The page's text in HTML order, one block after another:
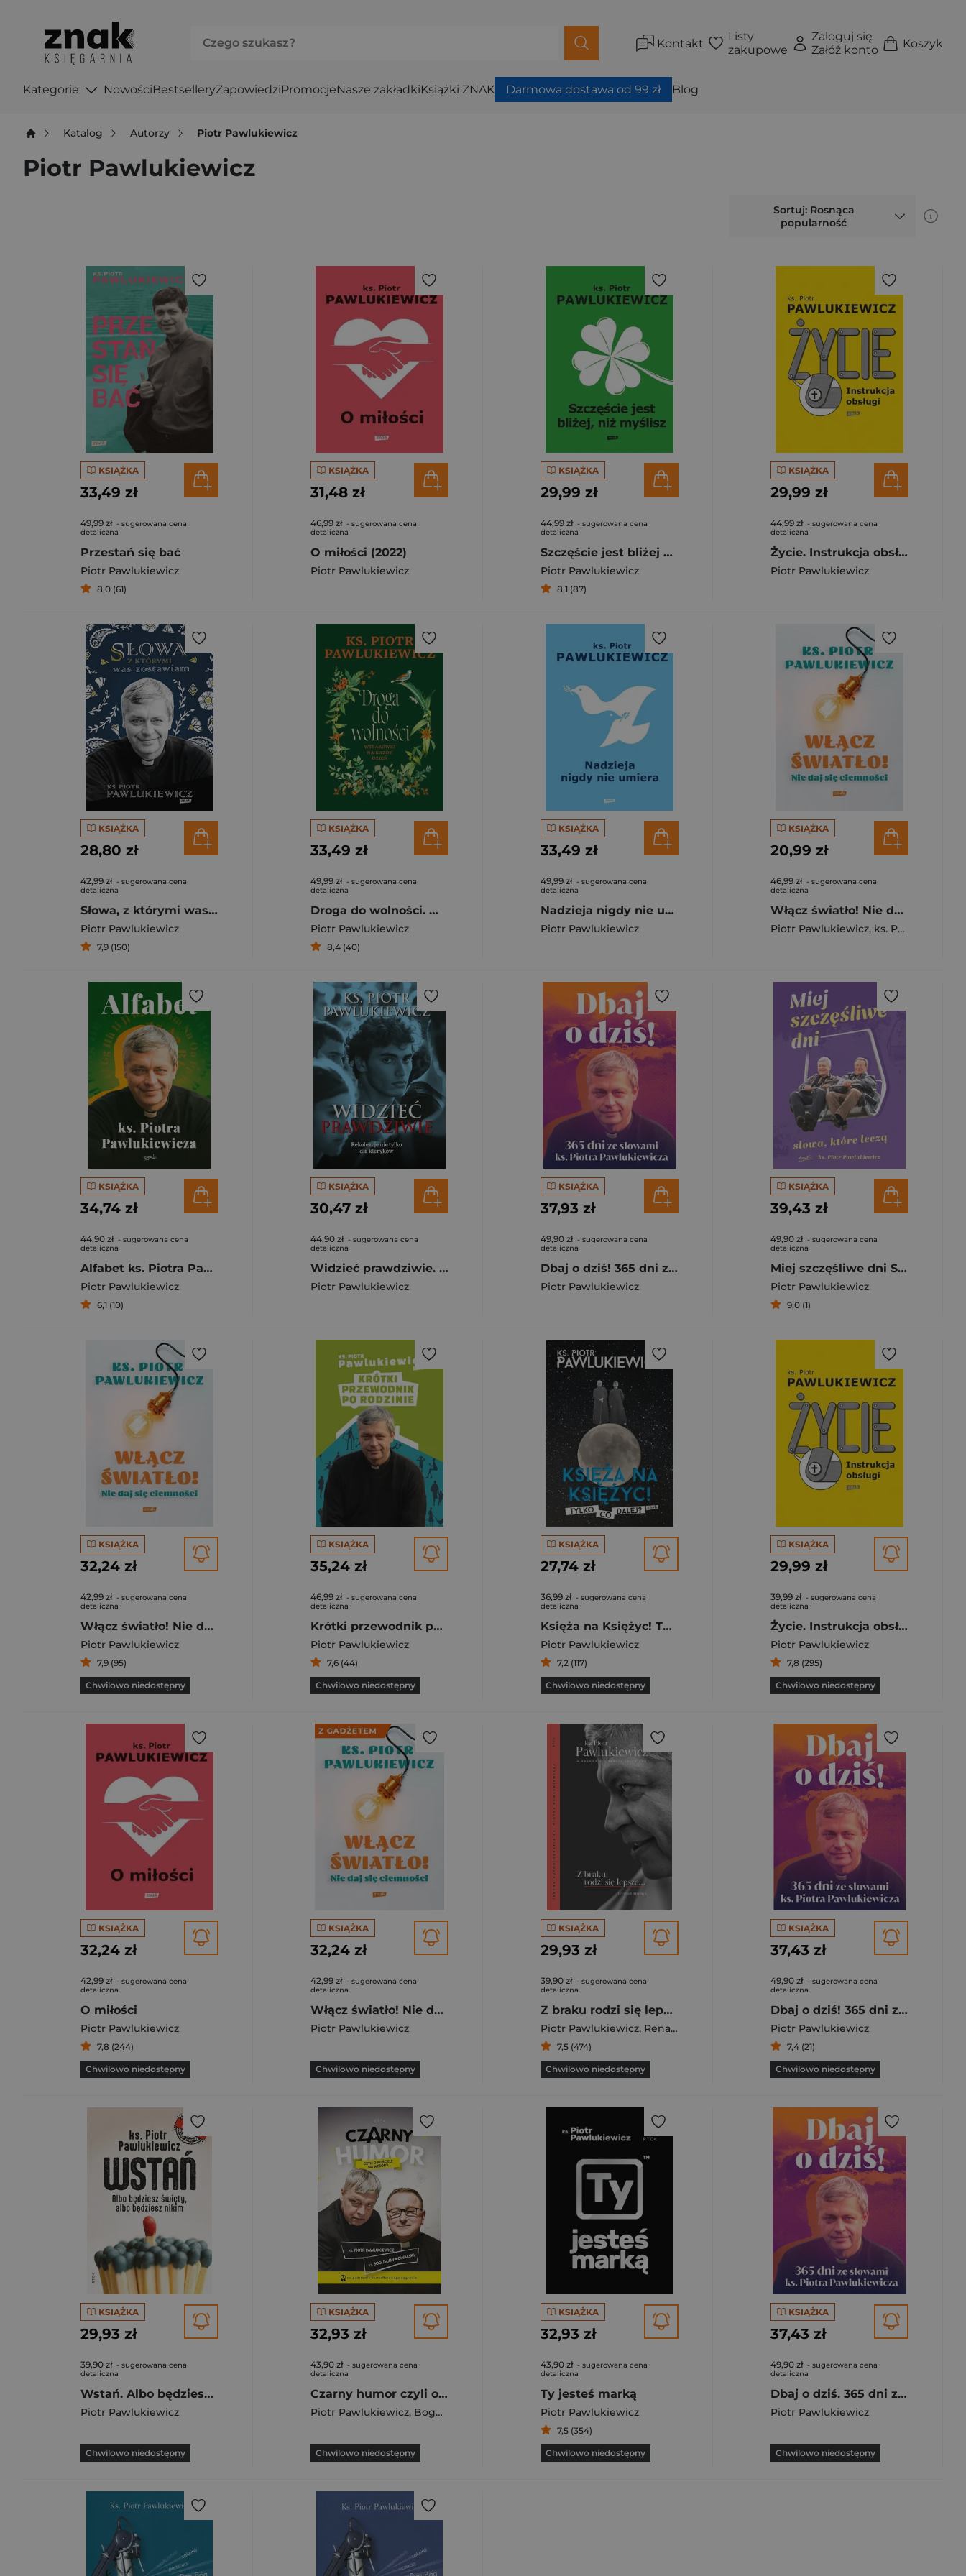
Kontakt
Listy
zakupowe
Zaloguj się
Załóż konto
Koszyk
Kategorie NowościBestselleryZapowiedziPromocjeNasze zakładkiKsiążki ZNAK Darmowa dostawa od 99 zł Blog
Katalog Autorzy Piotr Pawlukiewicz
Piotr Pawlukiewicz
Sortuj: Rosnąca
popularność
KSIĄŻKA
33,49 zł
49,99 zł - sugerowana cena
detaliczna
Przestań się bać
Piotr Pawlukiewicz
8,0 (61)
KSIĄŻKA
31,48 zł
46,99 zł - sugerowana cena
detaliczna
O miłości (2022)
Piotr Pawlukiewicz
KSIĄŻKA
29,99 zł
44,99 zł - sugerowana cena
detaliczna
Szczęście jest bliżej niż myślisz
Piotr Pawlukiewicz
8,1 (87)
KSIĄŻKA
29,99 zł
44,99 zł - sugerowana cena
detaliczna
Życie. Instrukcja obsługi (2022)
Piotr Pawlukiewicz
KSIĄŻKA
28,80 zł
42,99 zł - sugerowana cena
detaliczna
Słowa, z którymi was zostawiam
Piotr Pawlukiewicz
7,9 (150)
KSIĄŻKA
33,49 zł
49,99 zł - sugerowana cena
detaliczna
Droga do wolności. Wskazówki na każdy dzień
Piotr Pawlukiewicz
8,4 (40)
KSIĄŻKA
33,49 zł
49,99 zł - sugerowana cena
detaliczna
Nadzieja nigdy nie umiera
Piotr Pawlukiewicz
KSIĄŻKA
20,99 zł
46,99 zł - sugerowana cena
detaliczna
Włącz światło! Nie daj się ciemności 2023
Piotr Pawlukiewicz, ks. Pawlukiewicz Piotr
KSIĄŻKA
34,74 zł
44,90 zł - sugerowana cena
detaliczna
Alfabet ks. Piotra Pawlukiewicza
Piotr Pawlukiewicz
6,1 (10)
KSIĄŻKA
30,47 zł
44,90 zł - sugerowana cena
detaliczna
Widzieć prawdziwie. Rekolekcje nie tylko dla..
Piotr Pawlukiewicz
KSIĄŻKA
37,93 zł
49,90 zł - sugerowana cena
detaliczna
Dbaj o dziś! 365 dni ze słowami ks. Piotra Pawlukiewicza wyd. 2025
Piotr Pawlukiewicz
KSIĄŻKA
39,43 zł
49,90 zł - sugerowana cena
detaliczna
Miej szczęśliwe dni Słowa które leczą
Piotr Pawlukiewicz
9,0 (1)
KSIĄŻKA
32,24 zł
42,99 zł - sugerowana cena
detaliczna
Włącz światło! Nie daj się ciemności
Piotr Pawlukiewicz
7,9 (95)
Chwilowo niedostępny
KSIĄŻKA
35,24 zł
46,99 zł - sugerowana cena
detaliczna
Krótki przewodnik po rodzinie
Piotr Pawlukiewicz
7,6 (44)
Chwilowo niedostępny
KSIĄŻKA
27,74 zł
36,99 zł - sugerowana cena
detaliczna
Księża na Księżyc! Tylko co dalej?
Piotr Pawlukiewicz
7,2 (117)
Chwilowo niedostępny
KSIĄŻKA
29,99 zł
39,99 zł - sugerowana cena
detaliczna
Życie. Instrukcja obsługi
Piotr Pawlukiewicz
7,8 (295)
Chwilowo niedostępny
KSIĄŻKA
32,24 zł
42,99 zł - sugerowana cena
detaliczna
O miłości
Piotr Pawlukiewicz
7,8 (244)
Chwilowo niedostępny
KSIĄŻKA
32,24 zł
42,99 zł - sugerowana cena
detaliczna
Włącz światło! Nie daj się ciemności + notatnik
Piotr Pawlukiewicz
Chwilowo niedostępny
KSIĄŻKA
29,93 zł
39,90 zł - sugerowana cena
detaliczna
Z braku rodzi się lepsze... Wywiad strumyk
Piotr Pawlukiewicz, Renata Czerwicka
7,5 (474)
Chwilowo niedostępny
KSIĄŻKA
37,43 zł
49,90 zł - sugerowana cena
detaliczna
Dbaj o dziś! 365 dni ze słowami ks. Piotra Pawlukiewicza
Piotr Pawlukiewicz
7,4 (21)
Chwilowo niedostępny
KSIĄŻKA
29,93 zł
39,90 zł - sugerowana cena
detaliczna
Wstań. Albo będziesz święty, albo będziesz nikim
Piotr Pawlukiewicz
Chwilowo niedostępny
KSIĄŻKA
32,93 zł
43,90 zł - sugerowana cena
detaliczna
Czarny humor czyli o kościele na wesoło
Piotr Pawlukiewicz, Bogusław Kowalski
Chwilowo niedostępny
KSIĄŻKA
32,93 zł
43,90 zł - sugerowana cena
detaliczna
Ty jesteś marką
Piotr Pawlukiewicz
7,5 (354)
Chwilowo niedostępny
KSIĄŻKA
37,43 zł
49,90 zł - sugerowana cena
detaliczna
Dbaj o dziś. 365 dni ze słowami ks. Piotra Pawlukiewicza
Piotr Pawlukiewicz
Chwilowo niedostępny